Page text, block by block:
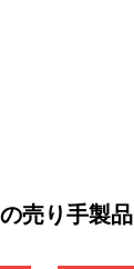
売り手製品